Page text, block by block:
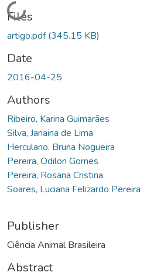
Loading...
Files
artigo.pdf(345.15 KB)
Date
2016-04-25
Authors
Ribeiro, Karina Guimarães
Silva, Janaina de Lima
Herculano, Bruna Nogueira
Pereira, Odilon Gomes
Pereira, Rosana Cristina
Soares, Luciana Felizardo Pereira
Publisher
Ciência Animal Brasileira
Abstract